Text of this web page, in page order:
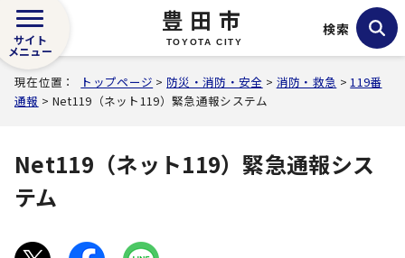
豊田市
TOYOTA CITY
サイト
メニュー
検索
現在位置： トップページ > 防災・消防・安全 > 消防・救急 >119番
通報 > Net119（ネット119）緊急通報システム
Net119（ネット119）緊急通報シス
テム